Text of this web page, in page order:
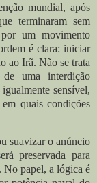
mundial, após
terminaram sem
um movimento
é clara: iniciar
ao Irã. Não se trata
uma interdição
sensível,
quais condições
suavizar o anúncio
preservada para
No papel, a lógica é